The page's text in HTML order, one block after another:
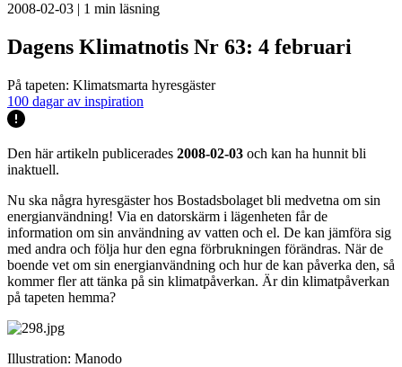
2008-02-03 | 1 min läsning
Dagens Klimatnotis Nr 63: 4 februari
På tapeten: Klimatsmarta hyresgäster
100 dagar av inspiration
Den här artikeln publicerades 2008-02-03 och kan ha hunnit bli
inaktuell.
Nu ska några hyresgäster hos Bostadsbolaget bli medvetna om sin
energianvändning! Via en datorskärm i lägenheten får de
information om sin användning av vatten och el. De kan jämföra sig
med andra och följa hur den egna förbrukningen förändras. När de
boende vet om sin energianvändning och hur de kan påverka den, så
kommer fler att tänka på sin klimatpåverkan. Är din klimatpåverkan
på tapeten hemma?
Illustration: Manodo